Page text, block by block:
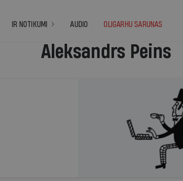
IR NOTIKUMI AUDIO OLIGARHU SARUNAS
Aleksandrs Peins